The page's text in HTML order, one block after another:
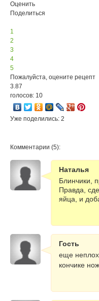
Оценить
Поделиться
1
2
3
4
5
Пожалуйста, оцените рецепт
3.87
голосов: 10
Уже поделились: 2
Комментарии (5):
Наталья
Блинчики,
Правда,
яйца, и
Гость
еще
кончике